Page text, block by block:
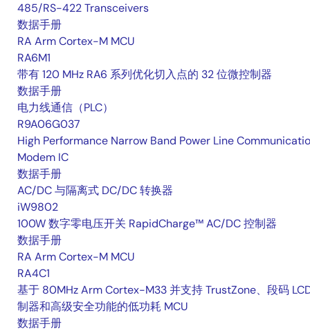
485/RS-422 Transceivers
数据手册
RA Arm Cortex-M MCU
RA6M1
带有 120 MHz RA6 系列优化切入点的 32 位微控制器
数据手册
电力线通信（PLC）
R9A06G037
High Performance Narrow Band Power Line
Modem IC
数据手册
AC/DC 与隔离式 DC/DC 转换器
iW9802
100W 数字零电压开关 RapidCharge™ AC/DC 控制器
数据手册
RA Arm Cortex-M MCU
RA4C1
基于 80MHz Arm Cortex-M33 并支持 TrustZone、段码
制器和高级安全功能的低功耗 MCU
数据手册